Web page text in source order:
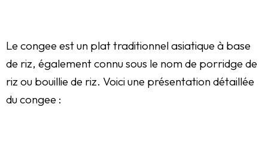
Le congee est un plat traditionnel asiatique à base
de riz, également connu sous le nom de porridge de
riz ou bouillie de riz. Voici une présentation détaillée
du congee :